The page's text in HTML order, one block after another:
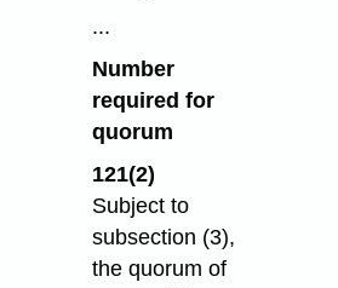
...
Number
required for
quorum
121(2)
Subject to
subsection (3),
the quorum of